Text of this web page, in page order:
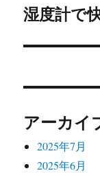
ゲ
ー
ン
次
投
湿度計で
アーカイ
2025年7月
2025年6月